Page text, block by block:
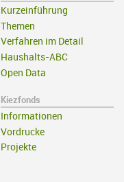
Kurzeinführung
Themen
Verfahren im Detail
Haushalts-ABC
Open Data
Kiezfonds
Informationen
Vordrucke
Projekte